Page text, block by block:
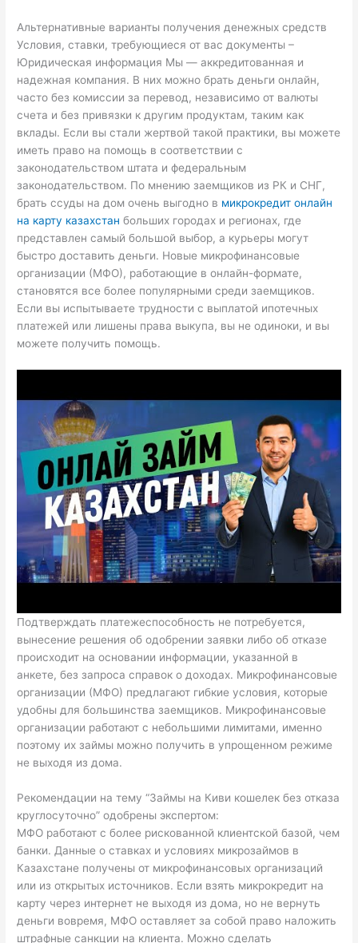
Альтернативные варианты получения денежных средств
Условия, ставки, требующиеся от вас документы –
Юридическая информация Мы — аккредитованная и
надежная компания. В них можно брать деньги онлайн,
часто без комиссии за перевод, независимо от валюты
счета и без привязки к другим продуктам, таким как
вклады. Если вы стали жертвой такой практики, вы можете
иметь право на помощь в соответствии с
законодательством штата и федеральным
законодательством. По мнению заемщиков из РК и СНГ,
брать ссуды на дом очень выгодно в микрокредит онлайн
на карту казахстан больших городах и регионах, где
представлен самый большой выбор, а курьеры могут
быстро доставить деньги. Новые микрофинансовые
организации (МФО), работающие в онлайн-формате,
становятся все более популярными среди заемщиков.
Если вы испытываете трудности с выплатой ипотечных
платежей или лишены права выкупа, вы не одиноки, и вы
можете получить помощь.
Подтверждать платежеспособность не потребуется,
вынесение решения об одобрении заявки либо об отказе
происходит на основании информации, указанной в
анкете, без запроса справок о доходах. Микрофинансовые
организации (МФО) предлагают гибкие условия, которые
удобны для большинства заемщиков. Микрофинансовые
организации работают с небольшими лимитами, именно
поэтому их займы можно получить в упрощенном режиме
не выходя из дома.
Рекомендации на тему “Займы на Киви кошелек без отказа
круглосуточно” одобрены экспертом:
МФО работают с более рискованной клиентской базой, чем
банки. Данные о ставках и условиях микрозаймов в
Казахстане получены от микрофинансовых организаций
или из открытых источников. Если взять микрокредит на
карту через интернет не выходя из дома, но не вернуть
деньги вовремя, МФО оставляет за собой право наложить
штрафные санкции на клиента. Можно сделать